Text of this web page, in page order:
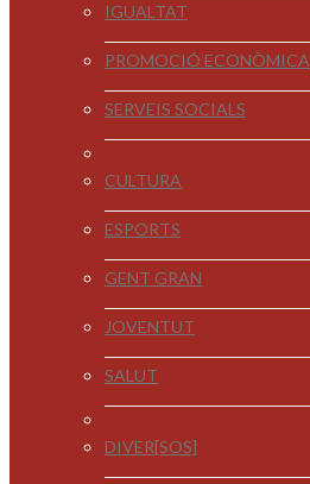
IGUALTAT
PROMOCIÓ ECONÒMICA
SERVEIS SOCIALS
CULTURA
ESPORTS
GENT GRAN
JOVENTUT
SALUT
DIVER[SOS]